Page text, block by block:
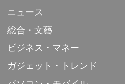
ニュース
総合・文藝
ビジネス・マネー
ガジェット・トレンド